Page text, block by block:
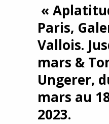
«
Paris,
Vallois.
mars &
Ungerer,
mars au
2023.